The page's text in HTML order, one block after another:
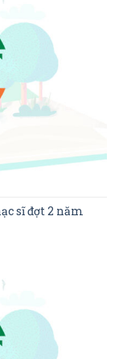
sĩ đợt 2 năm